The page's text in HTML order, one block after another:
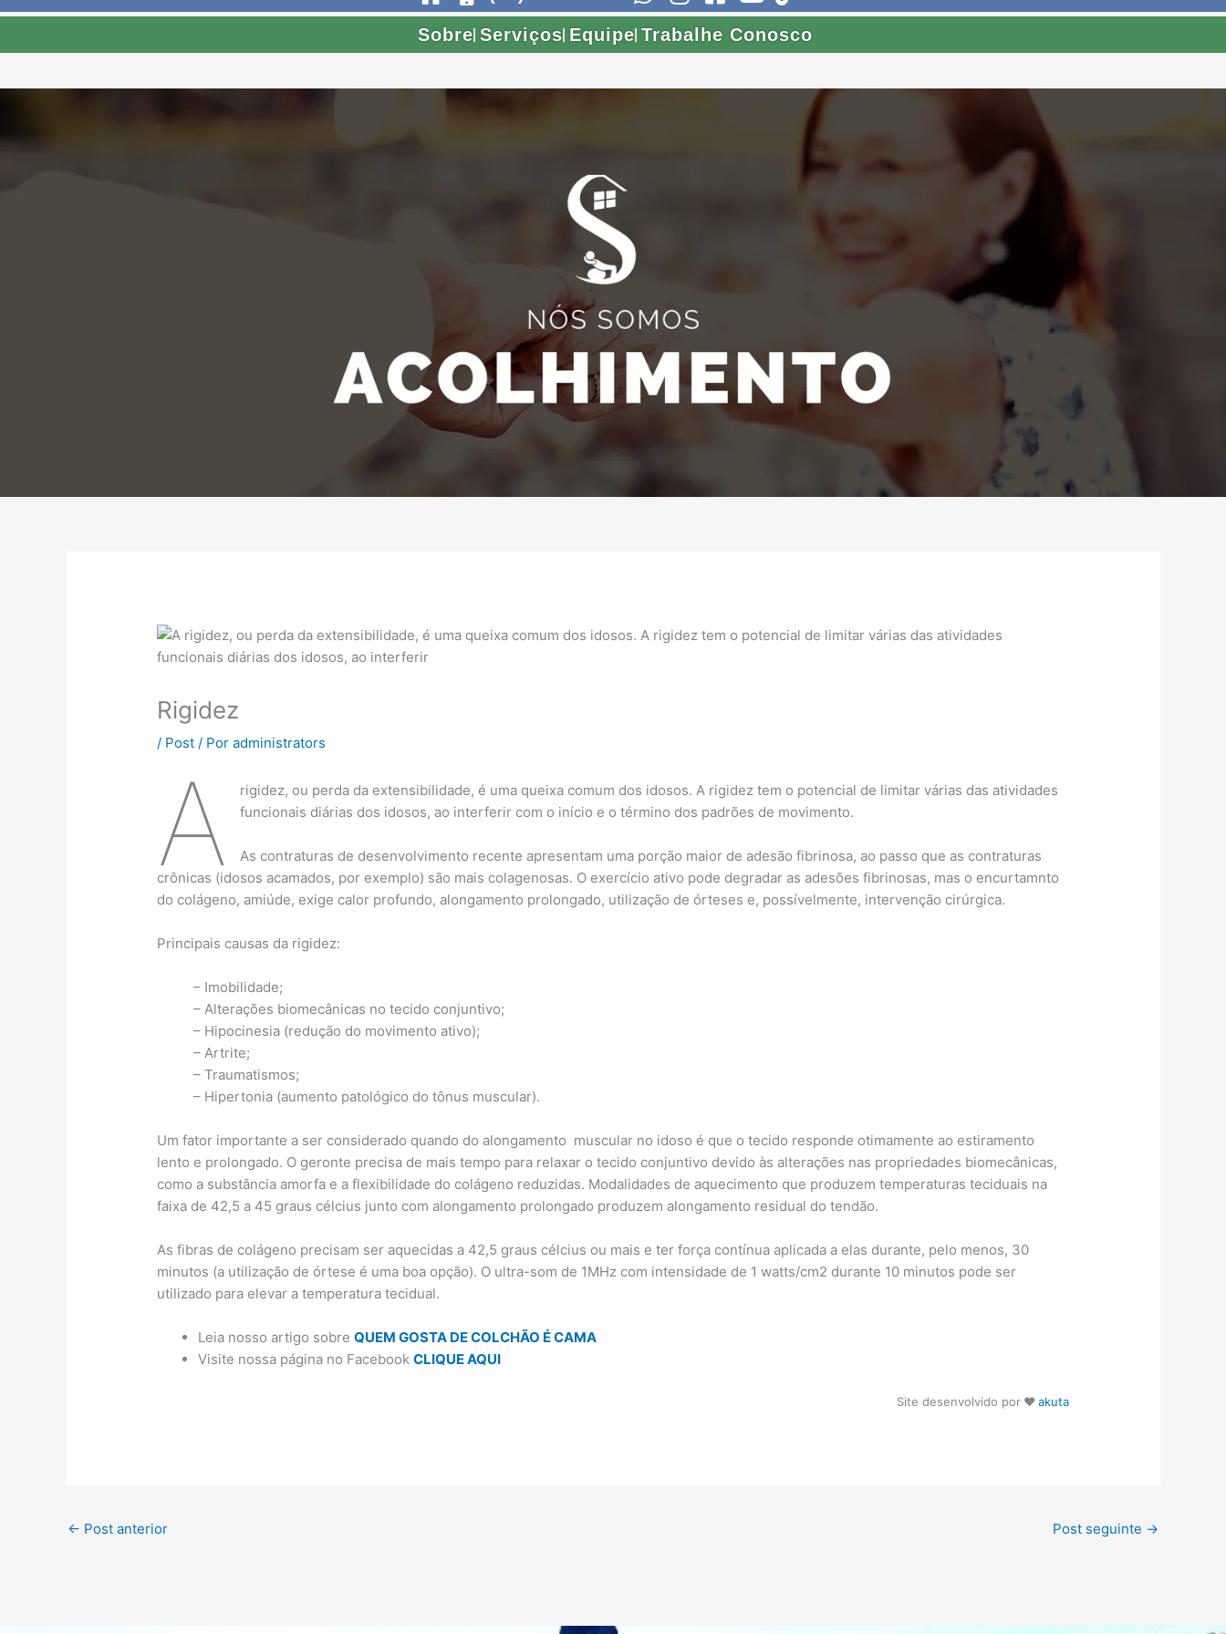
Sobre Serviços Equipe Trabalhe Conosco
Rigidez
/ Post / Poradministrators
A
rigidez, ou perda da extensibilidade, é uma queixa comum dos idosos. A rigidez tem o potencial de limitar várias das atividades
funcionais diárias dos idosos, ao interferir com o início e o término dos padrões de movimento.
As contraturas de desenvolvimento recente apresentam uma porção maior de adesão fibrinosa, ao passo que as contraturas
crônicas (idosos acamados, por exemplo) são mais colagenosas. O exercício ativo pode degradar as adesões fibrinosas, mas o encurtamnto
do colágeno, amiúde, exige calor profundo, alongamento prolongado, utilização de órteses e, possívelmente, intervenção cirúrgica.
Principais causas da rigidez:
– Imobilidade;
– Alterações biomecânicas no tecido conjuntivo;
– Hipocinesia (redução do movimento ativo);
– Artrite;
– Traumatismos;
– Hipertonia (aumento patológico do tônus muscular).
Um fator importante a ser considerado quando do alongamento muscular no idoso é que o tecido responde otimamente ao estiramento
lento e prolongado. O geronte precisa de mais tempo para relaxar o tecido conjuntivo devido às alterações nas propriedades biomecânicas,
como a substância amorfa e a flexibilidade do colágeno reduzidas. Modalidades de aquecimento que produzem temperaturas teciduais na
faixa de 42,5 a 45 graus célcius junto com alongamento prolongado produzem alongamento residual do tendão.
As fibras de colágeno precisam ser aquecidas a 42,5 graus célcius ou mais e ter força contínua aplicada a elas durante, pelo menos, 30
minutos (a utilização de órtese é uma boa opção). O ultra-som de 1MHz com intensidade de 1 watts/cm2 durante 10 minutos pode ser
utilizado para elevar a temperatura tecidual.
Leia nosso artigo sobreQUEM GOSTA DE COLCHÃO É CAMA
Visite nossa página no FacebookCLIQUE AQUI
Site desenvolvido por♥akuta
← Post anterior Post seguinte →